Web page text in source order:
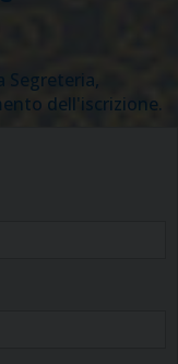
Segreteria,
dell'iscrizione.